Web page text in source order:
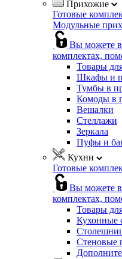
Прихожие
Готовые
Модульные
Вы можете
комплектах,
Товары
Шкафы и
Тумбы в
Комоды в
Вешалки
Стеллажи
Зеркала
Пуфы и
Кухни
Готовые
Вы можете
комплектах,
Товары
Кухонные
Стеновые